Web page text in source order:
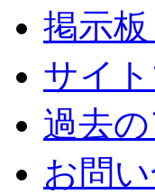
掲示
サイ
過去
お問